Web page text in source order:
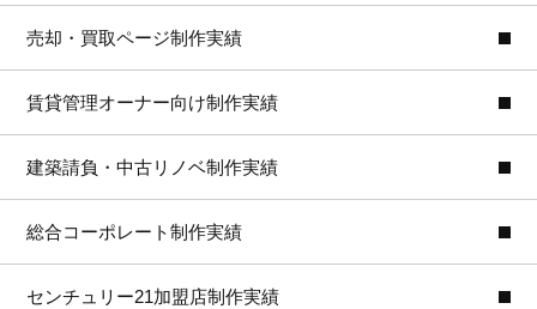
売却・買取ページ制作実績
賃貸管理オーナー向け制作実績
建築請負・中古リノベ制作実績
総合コーポレート制作実績
センチュリー21加盟店制作実績